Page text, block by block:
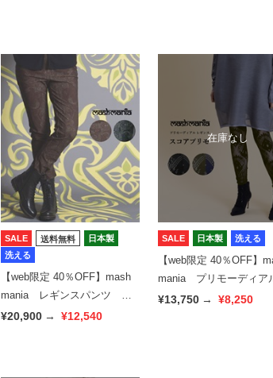
SALE 送料無料
日本製
洗える
【web限定 40％OFF】mash
mania レギンスパンツ ス
エーヴェ
¥20,900 → ¥12,540
在庫なし
SALE 日本製 洗える
【web限定 40％OFF】
mania プリモーディ
リバーシブルレギンス
¥13,750 → ¥8,250